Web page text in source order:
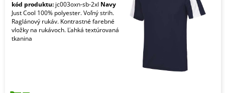
kód produktu: jc003oxn-sb-2xl Navy
Just Cool 100% polyester. Voľný strih.
Raglánový rukáv. Kontrastné farebné
vložky na rukávoch. Ľahká textúrovaná
tkanina